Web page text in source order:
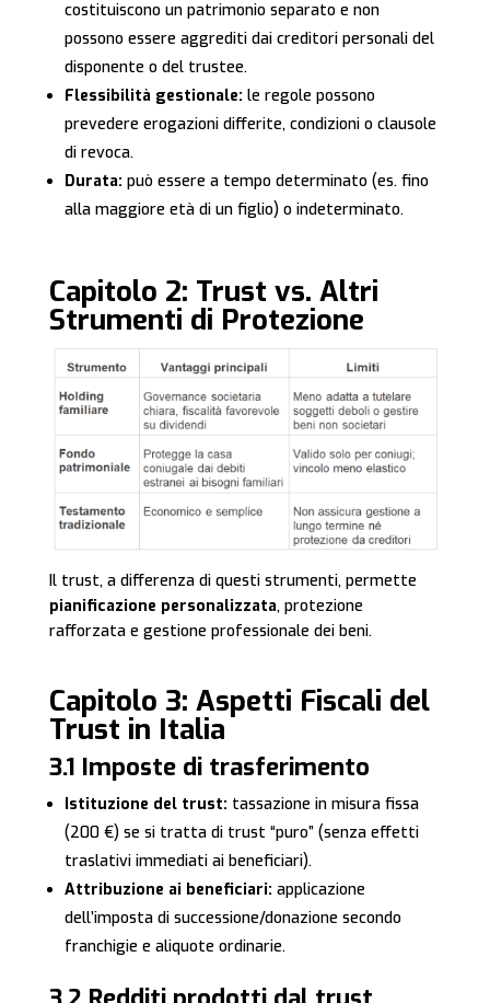
costituiscono un patrimonio separato e non
possono essere aggrediti dai creditori personali del
disponente o del trustee.
Flessibilità gestionale: le regole possono
prevedere erogazioni differite, condizioni o clausole
di revoca.
Durata: può essere a tempo determinato (es. fino
alla maggiore età di un figlio) o indeterminato.
Capitolo 2: Trust vs. Altri
Strumenti di Protezione
Il trust, a differenza di questi strumenti, permette
pianificazione personalizzata, protezione
rafforzata e gestione professionale dei beni.
Capitolo 3: Aspetti Fiscali del
Trust in Italia
3.1 Imposte di trasferimento
Istituzione del trust: tassazione in misura fissa
(200 €) se si tratta di trust “puro” (senza effetti
traslativi immediati ai beneficiari).
Attribuzione ai beneficiari: applicazione
dell’imposta di successione/donazione secondo
franchigie e aliquote ordinarie.